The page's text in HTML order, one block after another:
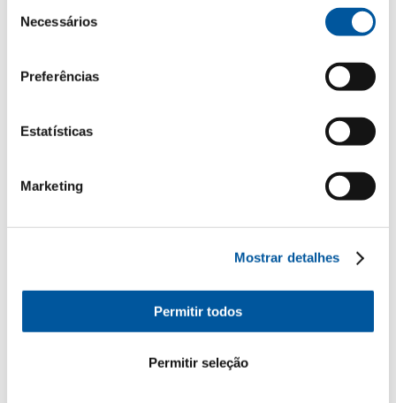
parte da sua utilização do website. Obrigado.
Necessários
Preferências
Estatísticas
Marketing
Mostrar detalhes
Permitir todos
Permitir seleção
A sua mensagem
*Campos obrigatórios
Senhora
Nome*